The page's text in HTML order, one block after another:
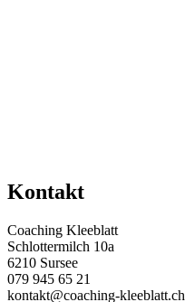
Kontakt
Coaching Kleeblatt
Schlottermilch 10a
6210 Sursee
079 945 65 21
kontakt@coaching-kleeblatt.ch